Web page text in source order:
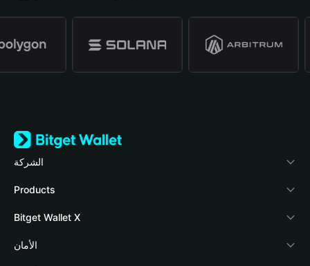
الشركة
المدونة
الأكاديمية
Products
Crypto Card
Stablecoin Earn
Bitget Wallet X
المطورون
الأمان